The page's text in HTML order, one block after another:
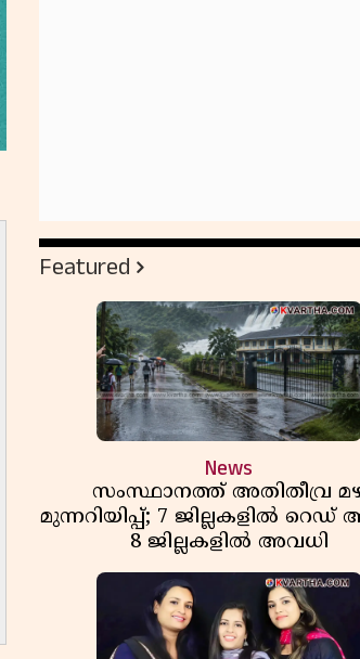
Featured
News
സംസ്ഥാനത്ത് അതിതീവ്ര
മുന്നറിയിപ്പ്; 7 ജില്ലകളിൽ റെഡ്
8 ജില്ലകളിൽ അവധി